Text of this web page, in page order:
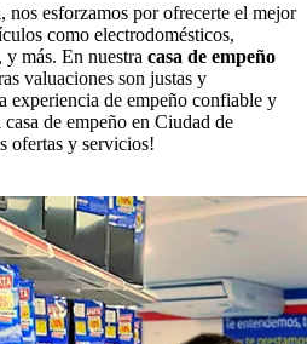
, nos esforzamos por ofrecerte el mejor
como electrodomésticos,
y más. En nuestra casa de empeño
valuaciones son justas y
experiencia de empeño confiable y
de empeño en Ciudad de
ofertas y servicios!